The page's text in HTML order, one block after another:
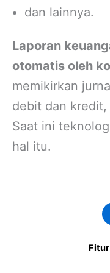
dan lainnya.
Laporan
otomatis oleh
memikirkan
debit dan kredit,
Saat ini
hal itu.